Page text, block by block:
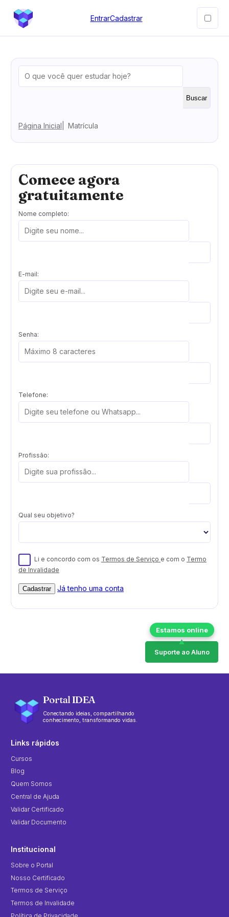
EntrarCadastrar
Buscar
Página Inicial Matrícula
Comece agora
gratuitamente
Nome completo:
E-mail:
Senha:
Telefone:
Profissão:
Qual seu objetivo?
Li e concordo com os Termos de Serviço e com o Termo
de Invalidade
Cadastrar Já tenho uma conta
Suporte ao Aluno
Portal IDEA
Conectando ideias, compartilhando
conhecimento, transformando vidas.
Links rápidos
Cursos
Blog
Quem Somos
Central de Ajuda
Validar Certificado
Validar Documento
Institucional
Sobre o Portal
Nosso Certificado
Termos de Serviço
Termos de Invalidade